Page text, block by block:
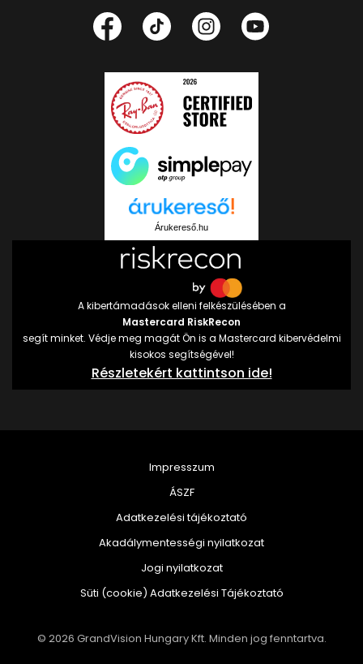
Árukereső.hu
A kibertámadások elleni felkészülésében a
Mastercard RiskRecon
segít minket. Védje meg magát Ön is a Mastercard kibervédelmi
kisokos segítségével!
Részletekért kattintson ide!
© 2026 GrandVision Hungary Kft. Minden jog fenntartva.
Impresszum
ÁSZF
Adatkezelési tájékoztató
Akadálymentességi nyilatkozat
Jogi nyilatkozat
Süti (cookie) Adatkezelési Tájékoztató